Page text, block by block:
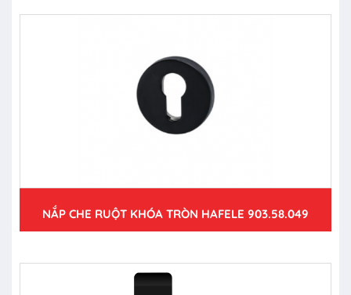
NẮP CHE RUỘT KHÓA TRÒN HAFELE 903.58.049